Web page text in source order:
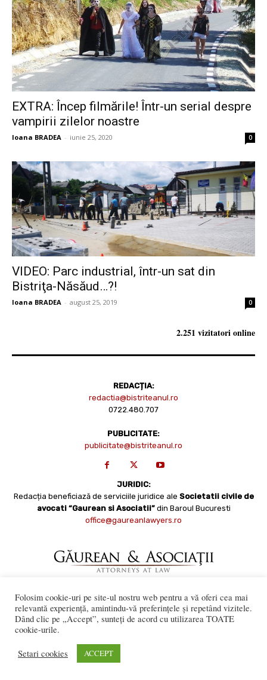
EXTRA: Încep filmările! Într-un serial despre
vampirii zilelor noastre
Ioana BRADEA - iunie 25, 2020 0
VIDEO: Parc industrial, într-un sat din
Bistriţa-Năsăud…?!
Ioana BRADEA - august 25, 2019 0
2.251 vizitatori online
REDACȚIA:
redactia@bistriteanul.ro
0722.480.707
PUBLICITATE:
publicitate@bistriteanul.ro
JURIDIC:
Redacția beneficiază de serviciile juridice ale Societatii civile de
avocati “Gaurean si Asociatii” din Baroul Bucuresti
office@gaureanlawyers.ro
Reproducerea totală sau parțială a materialelor este permisă
numai cu acordul expres al Bistriteanul.Ro. © Copyright 2008 -
Made with ♥ by
Folosim cookie-uri pe site-ul nostru web pentru a vă oferi cea mai
relevantă experiență, amintindu-vă preferințele și repetând vizitele.
Dând clic pe „Accept”, sunteți de acord cu utilizarea TOATE
cookie-urile.
Setari cookies ACCEPT